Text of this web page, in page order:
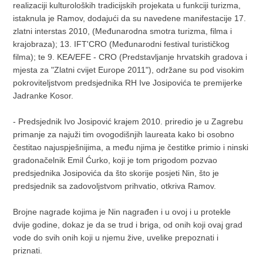
realizaciji kulturoloških tradicijskih projekata u funkciji turizma,
istaknula je Ramov, dodajući da su navedene manifestacije 17.
zlatni interstas 2010, (Međunarodna smotra turizma, filma i
krajobraza); 13. IFT'CRO (Međunarodni festival turističkog
filma); te 9. KEA/EFE - CRO (Predstavljanje hrvatskih gradova i
mjesta za "Zlatni cvijet Europe 2011"), održane su pod visokim
pokroviteljstvom predsjednika RH Ive Josipovića te premijerke
Jadranke Kosor.
- Predsjednik Ivo Josipović krajem 2010. priredio je u Zagrebu
primanje za najuži tim ovogodišnjih laureata kako bi osobno
čestitao najuspješnijima, a među njima je čestitke primio i ninski
gradonačelnik Emil Ćurko, koji je tom prigodom pozvao
predsjednika Josipovića da što skorije posjeti Nin, što je
predsjednik sa zadovoljstvom prihvatio, otkriva Ramov.
Brojne nagrade kojima je Nin nagrađen i u ovoj i u protekle
dvije godine, dokaz je da se trud i briga, od onih koji ovaj grad
vode do svih onih koji u njemu žive, uvelike prepoznati i
priznati.